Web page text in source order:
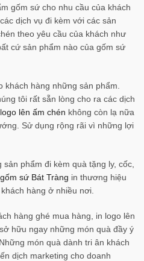
gốm sứ cho nhu cầu của khách
dịch vụ đi kèm với các sản
theo yêu cầu của khách như
cứ sản phẩm nào của gốm sứ
hàng những sản phẩm.
tôi rất sẵn lòng cho ra các dịch
lên ấm chén không còn lạ nữa
Sử dụng rộng rãi vì những lợi
phẩm đi kèm quà tặng ly, cốc,
sứ Bát Tràng in thương hiệu
hàng ở nhiều nơi.
hàng ghé mua hàng, in logo lên
hữu ngay những món quà đầy ý
món quà dành tri ân khách
dịch marketing cho doanh